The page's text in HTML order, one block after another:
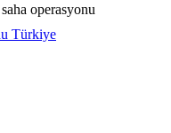
operasyonu
Türkiye